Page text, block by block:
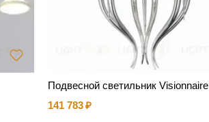
Подвесной светильник Visionnaire
141 783